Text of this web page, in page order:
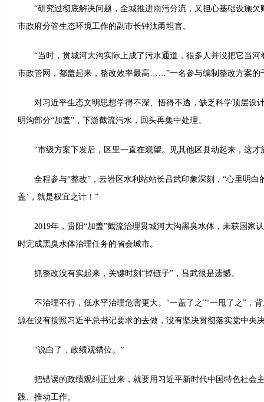
“研究过彻底解决问题，全城推进雨污分流，又担心基础设施欠
市政府分管生态环境工作的副市长钟汰甬坦言。
“当时，贯城河大沟实际上成了污水通道，很多人并没把它当河
市政管网，都盖起来，整改效率最高……”一名参与编制整改方案的
对习近平生态文明思想学得不深、悟得不透，缺乏科学顶层设
明沟部分“加盖”，下游截流污水，回头再集中处理。
“市级方案下发后，区里一直在观望。见其他区县动起来，这才
全程参与“整改”，云岩区水利站站长吕武印象深刻，“心里明白
盖’，就是权宜之计！”
2019年，贵阳“加盖”截流治理贯城河大沟黑臭水体，未获国家
时完成黑臭水体治理任务的省会城市。
抓整改没有实起来，关键时刻“掉链子”，吕武很是遗憾。
不治理不行，低水平治理危害更大。“一盖了之”“一甩了之”，
源在没有按照习近平总书记要求的去做，没有坚决贯彻落实党中央
“说白了，政绩观错位。”
把错误的政绩观纠正过来，就要用习近平新时代中国特色社会
践、推动工作。